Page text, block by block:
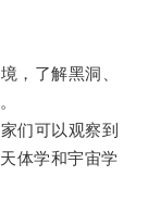
了解黑洞、
们可以观察到
体学和宇宙学